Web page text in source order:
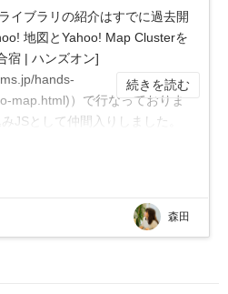
イブラリの紹介はすでに過去開
地図とYahoo! Map Clusterを
宿 | ハンズオン]
hands-
map.html)）で行なっておりま
JSとして仲間入りしました。
続きを読む
森田